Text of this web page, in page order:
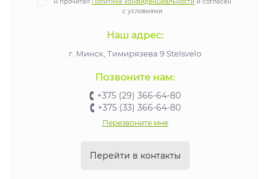
с условиями
Наш адрес:
г. Минск, Тимирязева 9 Stelsvelo
Позвоните нам:
+375 (29) 366-64-80
+375 (33) 366-64-80
Перезвоните мне
Перейти в контакты